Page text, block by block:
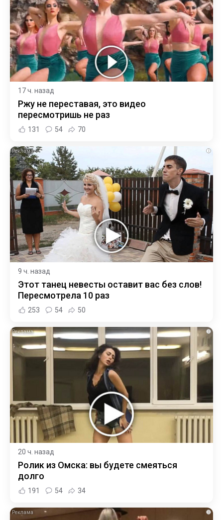
17 ч. назад
Ржу не переставая, это видео
пересмотришь не раз
131 54 70
i
9 ч. назад
Этот танец невесты оставит вас без слов!
Пересмотрела 10 раз
253 54 50
i
20 ч. назад
Ролик из Омска: вы будете смеяться
долго
191 54 34
i